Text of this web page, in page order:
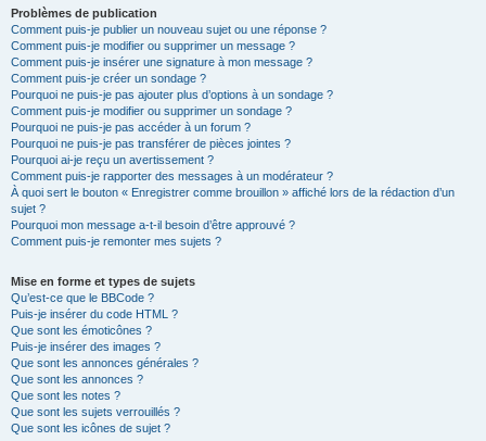
Problèmes de publication
Comment puis-je publier un nouveau sujet ou une réponse ?
Comment puis-je modifier ou supprimer un message ?
Comment puis-je insérer une signature à mon message ?
Comment puis-je créer un sondage ?
Pourquoi ne puis-je pas ajouter plus d’options à un sondage ?
Comment puis-je modifier ou supprimer un sondage ?
Pourquoi ne puis-je pas accéder à un forum ?
Pourquoi ne puis-je pas transférer de pièces jointes ?
Pourquoi ai-je reçu un avertissement ?
Comment puis-je rapporter des messages à un modérateur ?
À quoi sert le bouton « Enregistrer comme brouillon » affiché lors de la rédaction d’un
sujet ?
Pourquoi mon message a-t-il besoin d’être approuvé ?
Comment puis-je remonter mes sujets ?
Mise en forme et types de sujets
Qu’est-ce que le BBCode ?
Puis-je insérer du code HTML ?
Que sont les émoticônes ?
Puis-je insérer des images ?
Que sont les annonces générales ?
Que sont les annonces ?
Que sont les notes ?
Que sont les sujets verrouillés ?
Que sont les icônes de sujet ?